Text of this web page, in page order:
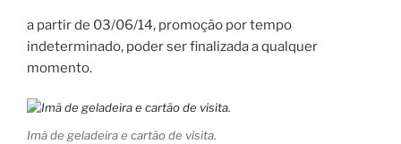
a partir de 03/06/14, promoção por tempo
indeterminado, poder ser finalizada a qualquer
momento.
Imã de geladeira e cartão de visita.